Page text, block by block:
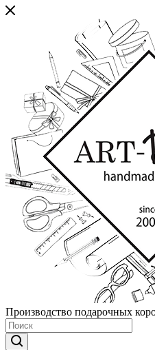
Производство подарочных